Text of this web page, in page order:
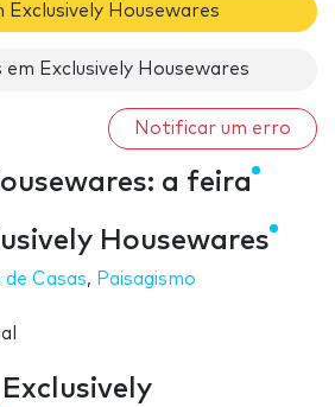
Exclusively Housewares
em Exclusively Housewares
Notificar um erro
a feira
Housewares
Casas, Paisagismo